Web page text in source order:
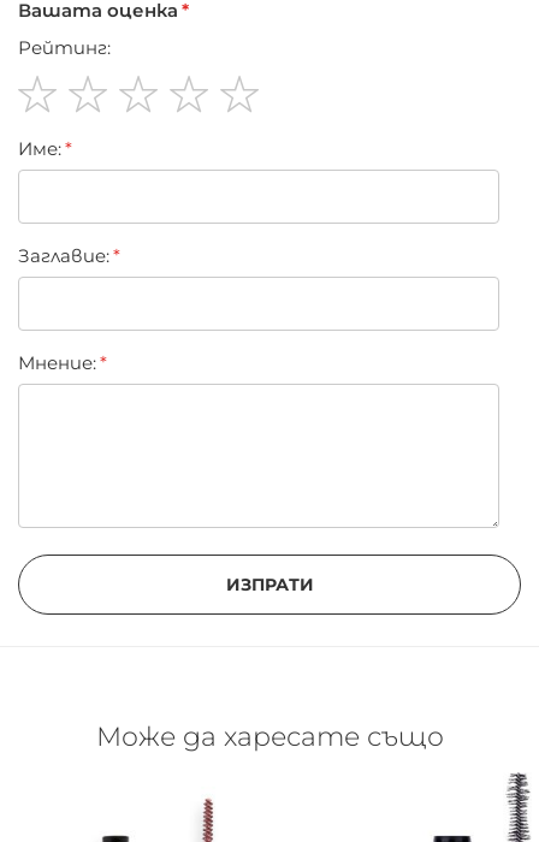
Вашата оценка
Рейтинг:
star
stars
stars
stars
stars
Име:
Заглавиe:
Мнение:
ИЗПРАТИ
Може да харесате също